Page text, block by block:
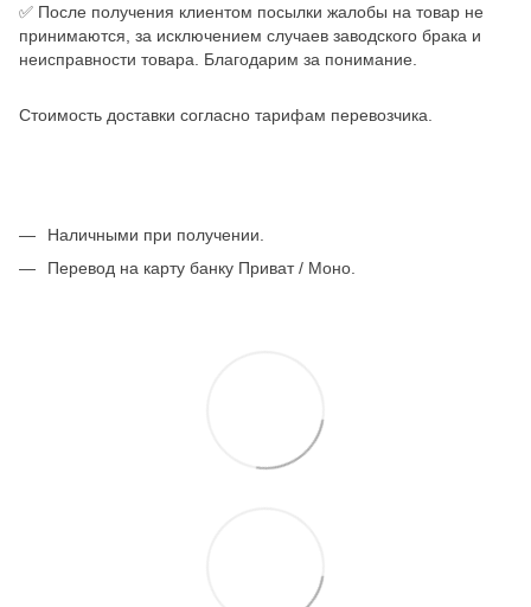
✅ После получения клиентом посылки жалобы на товар не
принимаются, за исключением случаев заводского брака и
неисправности товара. Благодарим за понимание.
Стоимость доставки согласно тарифам перевозчика.
Наличными при получении.
Перевод на карту банку Приват / Моно.